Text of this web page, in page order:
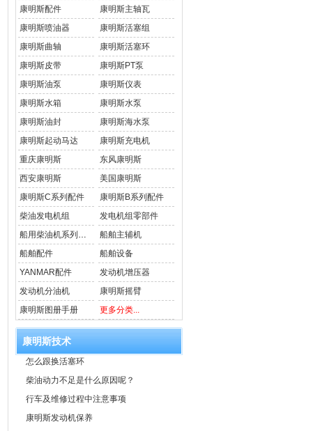
康明斯配件
康明斯主轴瓦
康明斯喷油器
康明斯活塞组
康明斯曲轴
康明斯活塞环
康明斯皮带
康明斯PT泵
康明斯油泵
康明斯仪表
康明斯水箱
康明斯水泵
康明斯油封
康明斯海水泵
康明斯起动马达
康明斯充电机
重庆康明斯
东风康明斯
西安康明斯
美国康明斯
康明斯C系列配件
康明斯B系列配件
柴油发电机组
发电机组零部件
船用柴油机系列配件
船舶主辅机
船舶配件
船舶设备
YANMAR配件
发动机增压器
发动机分油机
康明斯摇臂
康明斯图册手册
更多分类...
康明斯技术
怎么跟换活塞环
柴油动力不足是什么原因呢？
行车及维修过程中注意事项
康明斯发动机保养